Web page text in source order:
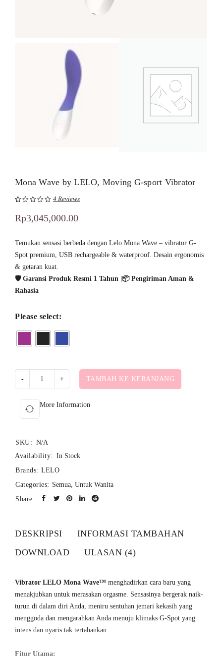
Mona Wave by LELO, Moving G-sport Vibrator
Peringkat 5.00
berdasarkan
4
penilaian
pelanggan
4 Reviews
Rp3,045,000.00
Temukan sensasi berbeda dengan Lelo Mona Wave – vibrator G-
Spot premium, USB rechargeable & waterproof. Desain ergonomis
& getaran kuat.
🛡️ Garansi Produk Resmi 1 Tahun |📦 Pengiriman Aman &
Rahasia
Please select:
TAMBAH KE KERANJANG
More Information
SKU: N/A
Availability: In Stock
Brands: LELO
Categories: Semua, Untuk Wanita
Share:
DESKRIPSI
INFORMASI TAMBAHAN
DOWNLOAD
ULASAN (4)
Vibrator LELO Mona Wave™ menghadirkan cara baru yang
menakjubkan untuk merasakan orgasme. Sensasinya bergerak naik-
turun di dalam diri Anda, meniru sentuhan jemari kekasih yang
menggoda dan mengarahkan Anda menuju klimaks G-Spot yang
intens dan nyaris tak tertahankan.
Fitur Utama: